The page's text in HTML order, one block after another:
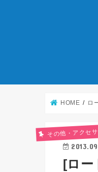
HOME ロ
その他・アクセサ
[ロー